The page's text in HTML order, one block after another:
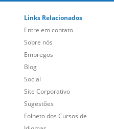
Links Relacionados
Entre em contato
Sobre nós
Empregos
Blog
Social
Site Corporativo